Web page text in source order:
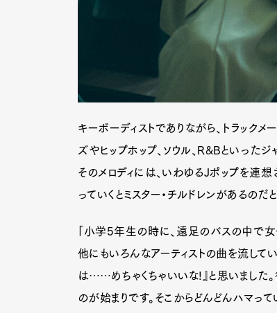
キーボーディストでありながら、トラック
ズやヒップホップ、ソウル、R&Bといった
そのメロディには、いわゆるJポップを
っていくとミスター・チルドレンがあるのだと
「小学5年生の時に、遠足のバスの中で
他にもいろんなアーティストの曲を流して
は……めちゃくちゃいいな!』と思いました
のが始まりです。そこからどんどんハマっ